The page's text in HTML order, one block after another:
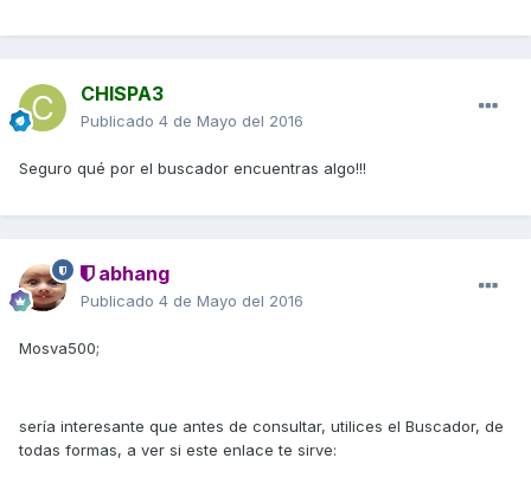
CHISPA3
Publicado 4 de Mayo del 2016
Seguro qué por el buscador encuentras algo!!!
abhang
Publicado 4 de Mayo del 2016
Mosva500;
sería interesante que antes de consultar, utilices el Buscador, de
todas formas, a ver si este enlace te sirve: